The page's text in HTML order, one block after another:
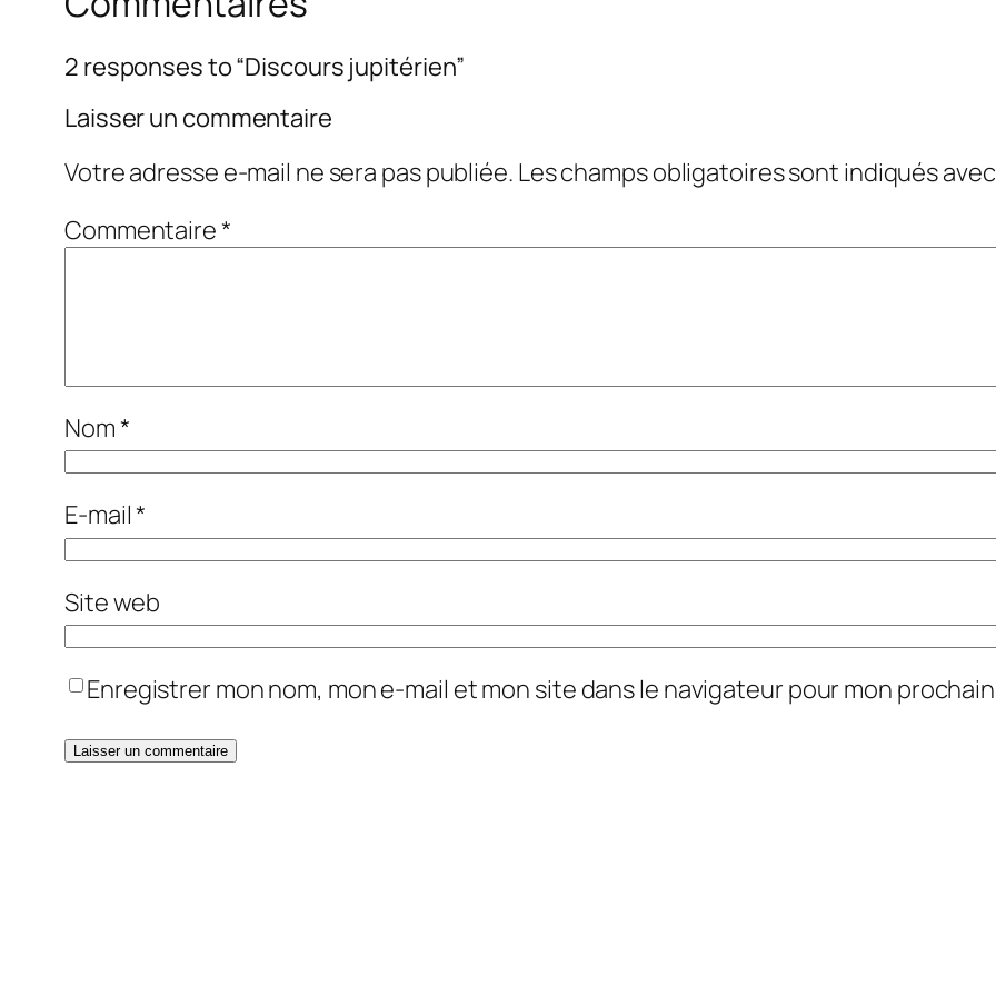
2 responses to “Discours jupitérien”
Laisser un commentaire
Votre adresse e-mail ne sera pas publiée. Les champs obligatoires sont indiqués
Commentaire*
Nom*
E-mail*
Site web
Enregistrer mon nom, mon e-mail et mon site dans le navigateur pour mon